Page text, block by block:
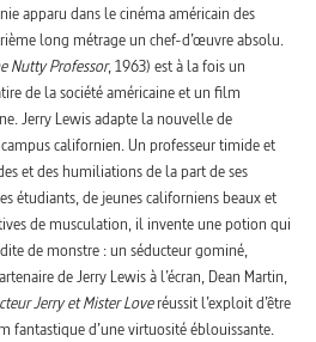
apparu dans le cinéma américain des
long métrage un chef-d’œuvre absolu.
Nutty Professor, 1963) est à la fois un
de la société américaine et un film
Jerry Lewis adapte la nouvelle de
californien. Un professeur timide et
et des humiliations de la part de ses
étudiants, de jeunes californiens beaux et
de musculation, il invente une potion qui
de monstre : un séducteur gominé,
de Jerry Lewis à l’écran, Dean Martin,
Jerry et Mister Loveréussit l’exploit d’être
fantastique d’une virtuosité éblouissante.